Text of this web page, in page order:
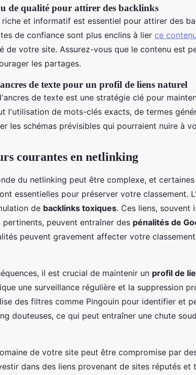
de qualité pour attirer des backlinks
riche et informatif est essentiel pour attirer des
de confiance sont plus enclins à lier ce contenu
de votre site. Assurez-vous que le contenu est
les partages.
de texte pour un profil de liens naturel
de texte est une stratégie clé pour
l'utilisation de mots-clés exacts, de termes
les schémas prévisibles qui pourraient nuire à
courantes en netlinking
du netlinking peut être complexe, et certaines
essentielles pour préserver votre classement.
de backlinks toxiques. Ces liens, souvent
peuvent entraîner des pénalités de
peuvent gravement affecter votre
il est crucial de maintenir un profil de
une surveillance régulière et la suppression
des filtres comme Pingouin pour identifier et
douteuses, ce qui peut entraîner une chute
de votre site peut être compromise par
dans des liens provenant de sites réputés et